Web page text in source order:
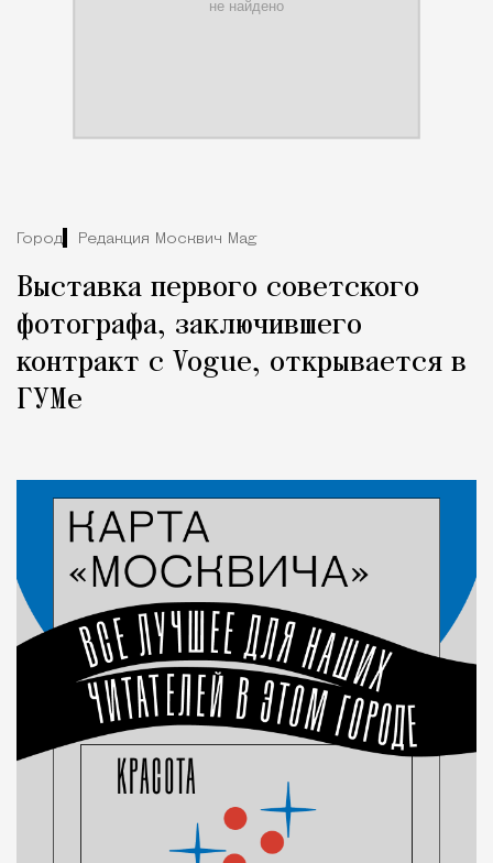
Город Редакция Москвич Mag
Выставка первого советского
фотографа, заключившего
контракт с Vogue, открывается в
ГУМе